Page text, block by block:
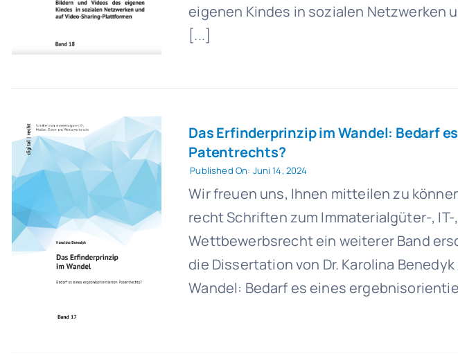
eigenen Kindes in sozialen Netzwerken
[...]
Das Erfinderprinzip im Wandel: Bedarf
Patentrechts?
Published On: Juni 14, 2024
Wir freuen uns, Ihnen mitteilen zu
recht Schriften zum Immaterialgüter-,
Wettbewerbsrecht ein weiterer Band
die Dissertation von Dr. Karolina
Wandel: Bedarf es eines